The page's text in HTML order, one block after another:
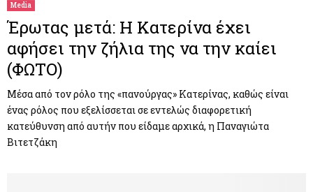
Media
Έρωτας μετά: Η Κατερίνα έχει
αφήσει την ζήλια της να την καίει
(ΦΩΤΟ)
Μέσα από τον ρόλο της «πανούργας» Κατερίνας, καθώς είναι
ένας ρόλος που εξελίσσεται σε εντελώς διαφορετική
κατεύθυνση από αυτήν που είδαμε αρχικά, η Παναγιώτα
Βιτετζάκη